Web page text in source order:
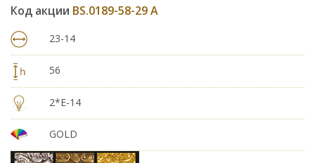
Код акции BS.0189-58-29 A
23-14
56
2*E-14
GOLD